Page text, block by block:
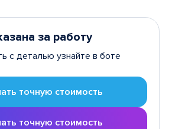
за работу
с деталью узнайте в боте
точную стоимость
точную стоимость